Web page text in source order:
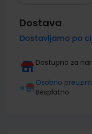
Dostava
Dostavljamo po
Dostupno za
Osobno
Besplatno